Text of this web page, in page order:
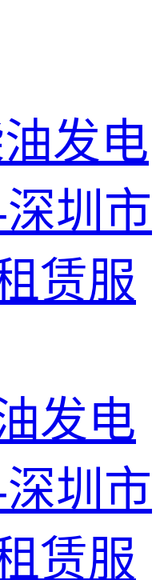
发电
圳市
赁服